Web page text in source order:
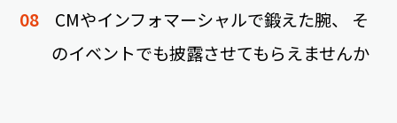
CMやインフォマーシャルで鍛えた腕、 そ
のイベントでも披露させてもらえませんか